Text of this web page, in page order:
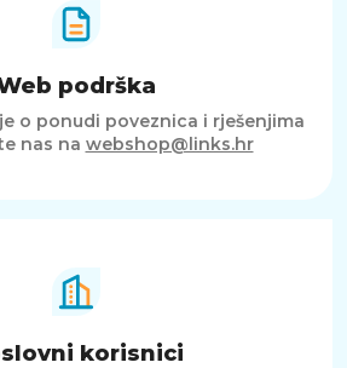
podrška
o ponudi poveznica i rješenjima
nas na webshop@links.hr
korisnici